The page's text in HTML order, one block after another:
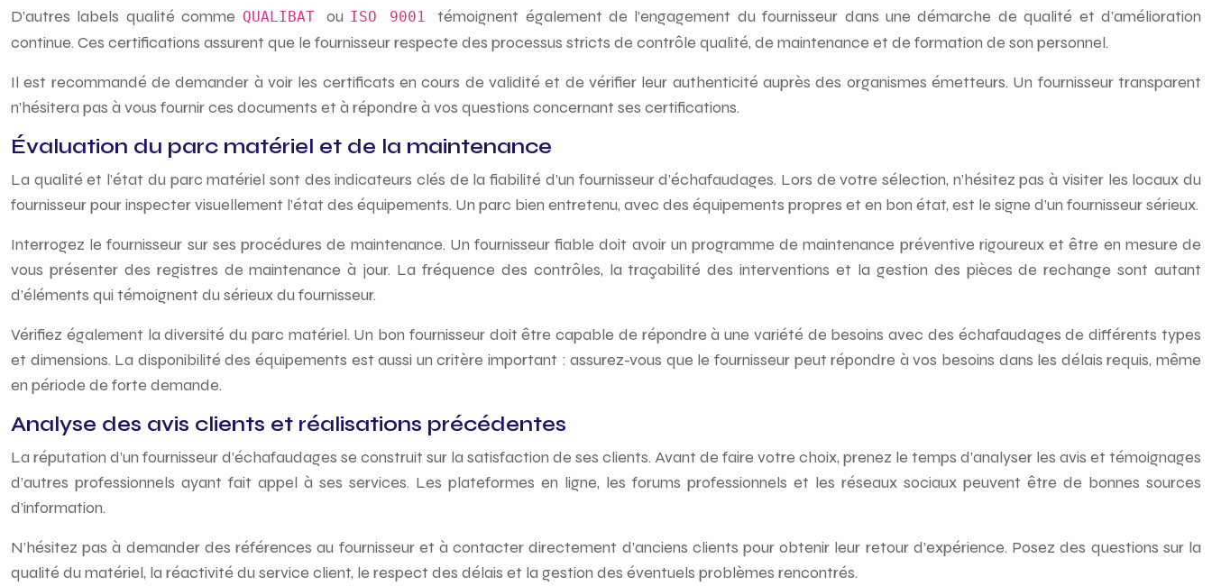
D’autres labels qualité comme QUALIBATou ISO 9001témoignent également de l’engagement du fournisseur dans une démarche de qualité et d’amélioration
continue. Ces certifications assurent que le fournisseur respecte des processus stricts de contrôle qualité, de maintenance et de formation de son personnel.
Il est recommandé de demander à voir les certificats en cours de validité et de vérifier leur authenticité auprès des organismes émetteurs. Un fournisseur transparent
n’hésitera pas à vous fournir ces documents et à répondre à vos questions concernant ses certifications.
Évaluation du parc matériel et de la maintenance
La qualité et l’état du parc matériel sont des indicateurs clés de la fiabilité d’un fournisseur d’échafaudages. Lors de votre sélection, n’hésitez pas à visiter les locaux du
fournisseur pour inspecter visuellement l’état des équipements. Un parc bien entretenu, avec des équipements propres et en bon état, est le signe d’un fournisseur sérieux.
Interrogez le fournisseur sur ses procédures de maintenance. Un fournisseur fiable doit avoir un programme de maintenance préventive rigoureux et être en mesure de
vous présenter des registres de maintenance à jour. La fréquence des contrôles, la traçabilité des interventions et la gestion des pièces de rechange sont autant
d’éléments qui témoignent du sérieux du fournisseur.
Vérifiez également la diversité du parc matériel. Un bon fournisseur doit être capable de répondre à une variété de besoins avec des échafaudages de différents types
et dimensions. La disponibilité des équipements est aussi un critère important : assurez-vous que le fournisseur peut répondre à vos besoins dans les délais requis, même
en période de forte demande.
Analyse des avis clients et réalisations précédentes
La réputation d’un fournisseur d’échafaudages se construit sur la satisfaction de ses clients. Avant de faire votre choix, prenez le temps d’analyser les avis et témoignages
d’autres professionnels ayant fait appel à ses services. Les plateformes en ligne, les forums professionnels et les réseaux sociaux peuvent être de bonnes sources
d’information.
N’hésitez pas à demander des références au fournisseur et à contacter directement d’anciens clients pour obtenir leur retour d’expérience. Posez des questions sur la
qualité du matériel, la réactivité du service client, le respect des délais et la gestion des éventuels problèmes rencontrés.